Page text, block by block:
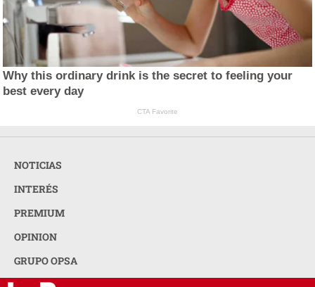
Why this ordinary drink is the secret to feeling your
best every day
CTA Favorite
NOTICIAS
INTERÉS
PREMIUM
OPINION
GRUPO OPSA